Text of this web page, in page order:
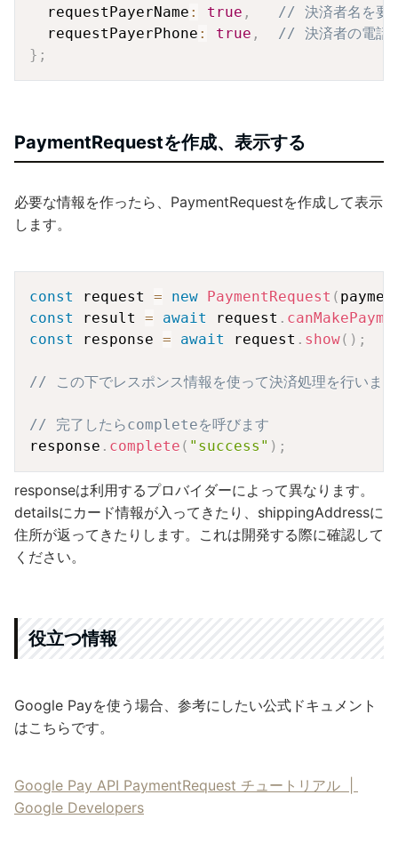
  requestPayerName
: true ,
// 決済者名を要
  requestPayerPhone
: true ,
// 決済者の電話
} ;
PaymentRequestを作成、表示する
必要な情報を作ったら、PaymentRequestを作成して表示
します。
const request = new PaymentRequest (
const
result = await request .
const
response = await request . show( ) ;
// この下でレスポンス情報を使って決済処理を行います
// 完了したらcompleteを呼びます
response . complete ( "success" ) ;
responseは利用するプロバイダーによって異なります。
detailsにカード情報が入ってきたり、shippingAddressに
住所が返ってきたりします。これは開発する際に確認して
ください。
役立つ情報
Google Payを使う場合、参考にしたい公式ドキュメント
はこちらです。
Google Pay API PaymentRequest チュートリアル |
Google Developers